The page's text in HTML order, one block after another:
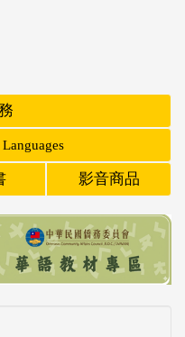
影音商品